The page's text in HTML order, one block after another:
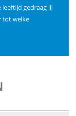
leeftijd gedraag jij
tot welke